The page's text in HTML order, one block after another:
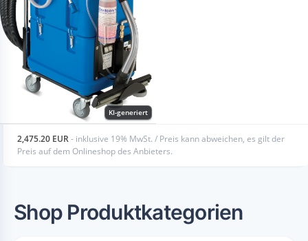
KI-generiert
2,475.20 EUR- inklusive 19% MwSt. / Preis kann abweichen, es gilt der
Preis auf dem Onlineshop des Anbieters.
Shop Produktkategorien